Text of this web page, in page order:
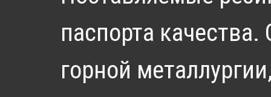
паспорта
горной